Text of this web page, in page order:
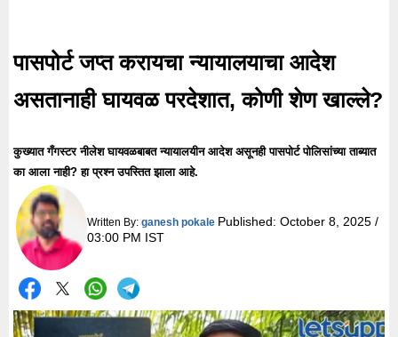
पासपोर्ट जप्त करायचा न्यायालयाचा आदेश
असतानाही घायवळ परदेशात, कोणी शेण खाल्ले?
कुख्यात गँगस्टर नीलेश घायवळबाबत न्यायालयीन आदेश असूनही पासपोर्ट पोलिसांच्या ताब्यात
का आला नाही? हा प्रश्न उपस्तित झाला आहे.
Written By:ganesh pokale Published:October 8, 2025 /
03:00 PM IST